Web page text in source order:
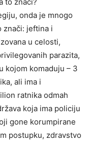
onda je mnogo
znači: jeftina i
u celosti,
parazita,
kojom komaduju – 3
ali ima i
ratnika odmah
koja ima policiju
gone korumpirane
postupku, zdravstvo